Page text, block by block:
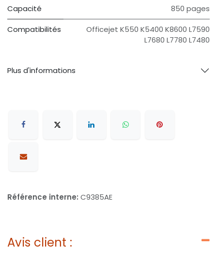
Capacité 850 pages
Compatibilités
Officejet K550 K5400 K8600 L7590
L7680 L7780 L7480
Plus d'informations
Référence interne: C9385AE
Avis client :